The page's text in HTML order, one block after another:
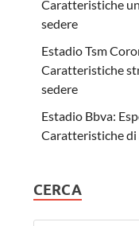
Caratteristiche
sedere
Estadio Tsm
Caratteristiche
sedere
Estadio Bbva:
Caratteristiche di
CERCA